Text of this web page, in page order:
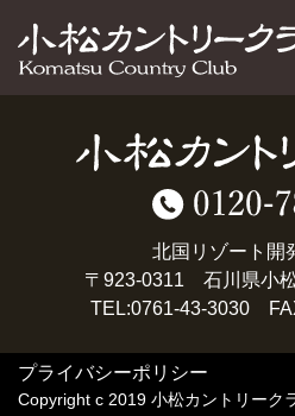
PAGE
北国リゾート開
〒923-0311 石川県小
TEL:0761-43-3030
プライバシーポリシー
Copyright c 2019 小松カントリーク